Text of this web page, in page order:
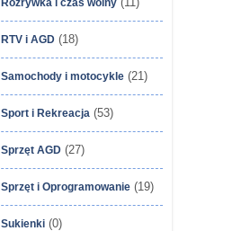
Rozrywka i czas wolny
RTV i AGD (18)
Samochody i motocykle (21)
Sport i Rekreacja (53)
Sprzęt AGD (27)
Sprzęt i Oprogramowanie (19)
Sukienki (0)